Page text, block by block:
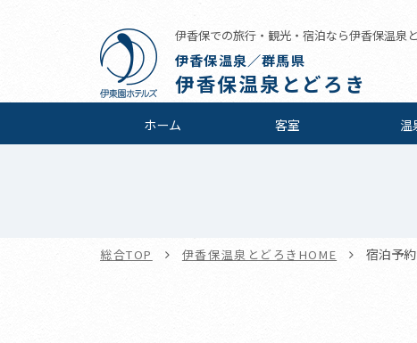
伊香保での旅行・観光・宿泊なら伊香保温泉
伊香保温泉／群馬県
伊香保温泉とどろき
ホーム 客室 温
総合TOP 伊香保温泉とどろきHOME 宿泊予約